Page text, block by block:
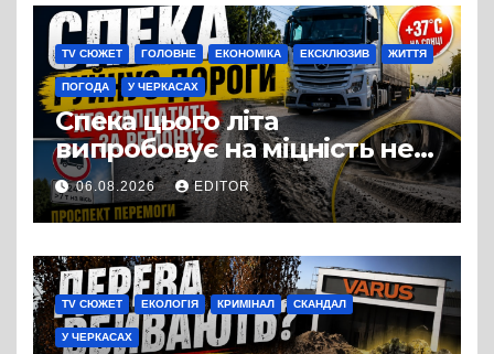
виробництвом м’яса птиці
TV СЮЖЕТ ГОЛОВНЕ ЕКОНОМІКА ЕКСКЛЮЗИВ ЖИТТЯ
ПОГОДА У ЧЕРКАСАХ
Спека цього літа
випробовує на міцність не
лише людей, а й дороги
Черкас
06.08.2026 EDITOR
TV СЮЖЕТ ЕКОЛОГІЯ КРИМІНАЛ СКАНДАЛ
У ЧЕРКАСАХ